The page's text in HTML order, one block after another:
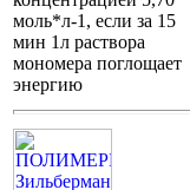
моль*л-1, если за 15
мин 1л раствора
мономера поглощает
энергию